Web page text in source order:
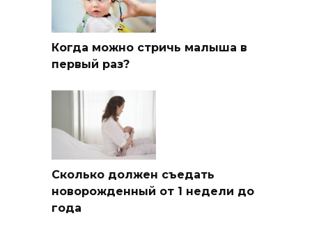
Когда можно стричь малыша в
первый раз?
Сколько должен съедать
новорожденный от 1 недели до
года